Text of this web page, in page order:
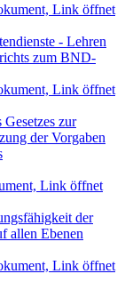
Link öffnet
- Lehren
zum BND-
Link öffnet
zur
der Vorgaben
Link öffnet
der
allen Ebenen
Link öffnet